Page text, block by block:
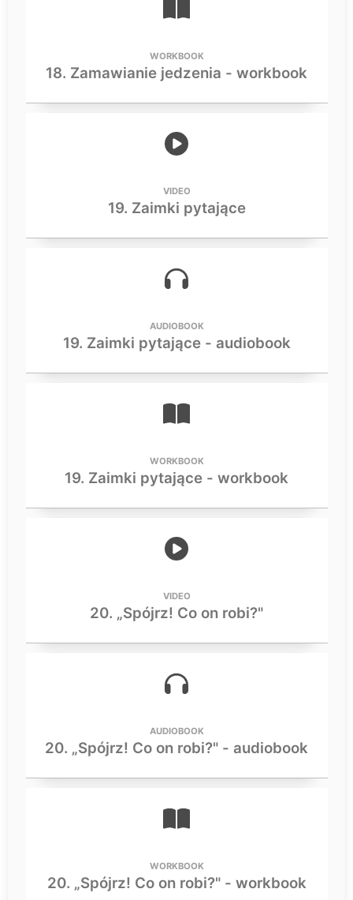
WORKBOOK
18. Zamawianie jedzenia - workbook
VIDEO
19. Zaimki pytające
AUDIOBOOK
19. Zaimki pytające - audiobook
WORKBOOK
19. Zaimki pytające - workbook
VIDEO
20. „Spójrz! Co on robi?"
AUDIOBOOK
20. „Spójrz! Co on robi?" - audiobook
WORKBOOK
20. „Spójrz! Co on robi?" - workbook